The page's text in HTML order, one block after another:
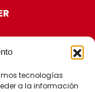
tecnologías
a la información